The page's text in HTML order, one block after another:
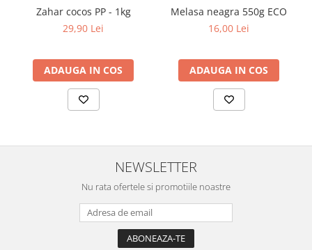
Zahar cocos PP - 1kg
29,90 Lei
ADAUGA IN COS
Melasa neagra 550g ECO
16,00 Lei
ADAUGA IN COS
NEWSLETTER
Nu rata ofertele si promotiile noastre